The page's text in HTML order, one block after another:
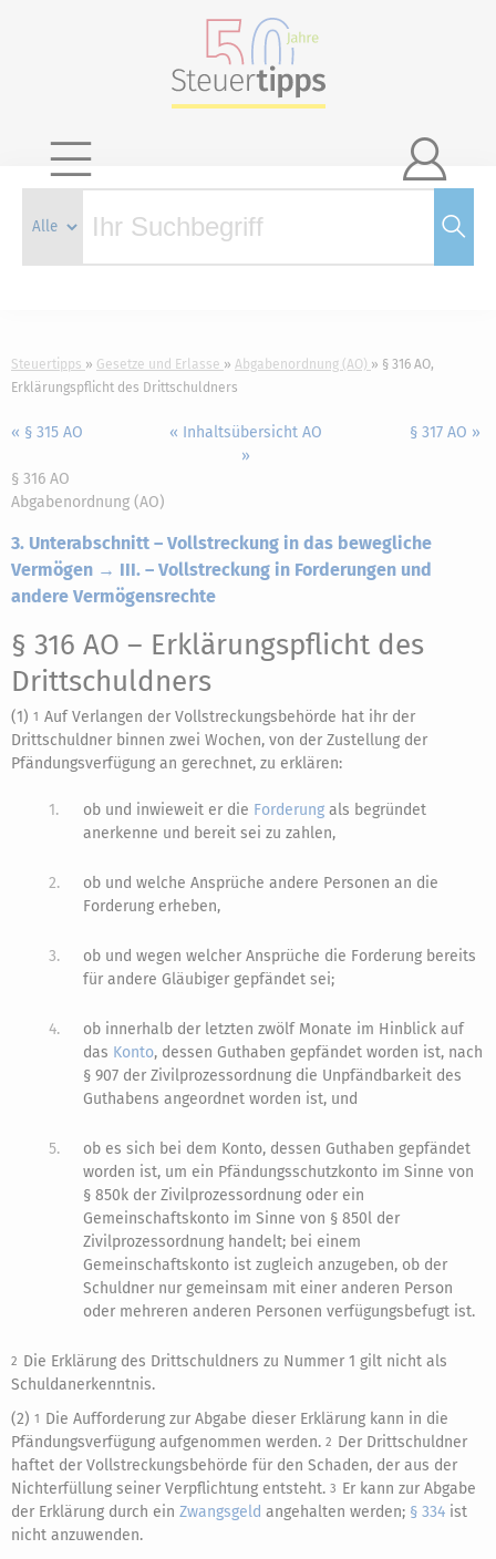

Steuertipps Gesetze und Erlasse Abgabenordnung (AO)
§ 316 AO,
Erklärungspflicht des Drittschuldners
« § 315 AO
« Inhaltsübersicht AO
»
§ 317 AO »
§ 316 AO
Abgabenordnung (AO)
3. Unterabschnitt – Vollstreckung in das bewegliche
Vermögen → III. – Vollstreckung in Forderungen und
andere Vermögensrechte
§ 316 AO – Erklärungspflicht des
Drittschuldners
(1) 1 Auf Verlangen der Vollstreckungsbehörde hat ihr der
Drittschuldner binnen zwei Wochen, von der Zustellung der
Pfändungsverfügung an gerechnet, zu erklären:
1. ob und inwieweit er die Forderung als begründet
anerkenne und bereit sei zu zahlen,
2.
ob und welche Ansprüche andere Personen an die
Forderung erheben,
3.
ob und wegen welcher Ansprüche die Forderung bereits
für andere Gläubiger gepfändet sei;
4.
ob innerhalb der letzten zwölf Monate im Hinblick auf
das Konto, dessen Guthaben gepfändet worden ist, nach
§ 907 der Zivilprozessordnung die Unpfändbarkeit des
Guthabens angeordnet worden ist, und
5.
ob es sich bei dem Konto, dessen Guthaben gepfändet
worden ist, um ein Pfändungsschutzkonto im Sinne von
§ 850k der Zivilprozessordnung oder ein
Gemeinschaftskonto im Sinne von § 850l der
Zivilprozessordnung handelt; bei einem
Gemeinschaftskonto ist zugleich anzugeben, ob der
Schuldner nur gemeinsam mit einer anderen Person
oder mehreren anderen Personen verfügungsbefugt ist.
2 Die Erklärung des Drittschuldners zu Nummer 1 gilt nicht als
Schuldanerkenntnis.
(2) 1
Die Aufforderung zur Abgabe dieser Erklärung kann in die
Pfändungsverfügung aufgenommen werden. 2 Der Drittschuldner
haftet der Vollstreckungsbehörde für den Schaden, der aus der
Nichterfüllung seiner Verpflichtung entsteht. 3 Er kann zur Abgabe
der Erklärung durch ein Zwangsgeld angehalten werden; § 334 ist
nicht anzuwenden.